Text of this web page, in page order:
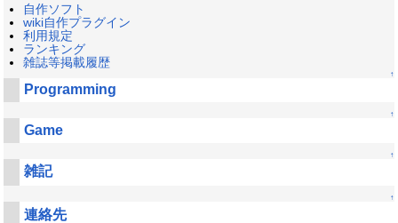
自作ソフト
wiki自作プラグイン
利用規定
ランキング
雑誌等掲載履歴
↑
Programming
↑
Game
↑
雑記
↑
連絡先